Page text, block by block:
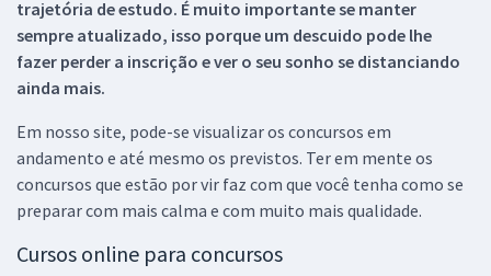
trajetória de estudo. É muito importante se manter
sempre atualizado, isso porque um descuido pode lhe
fazer perder a inscrição e ver o seu sonho se distanciando
ainda mais.
Em nosso site, pode-se visualizar os concursos em
andamento e até mesmo os previstos. Ter em mente os
concursos que estão por vir faz com que você tenha como se
preparar com mais calma e com muito mais qualidade.
Cursos online para concursos